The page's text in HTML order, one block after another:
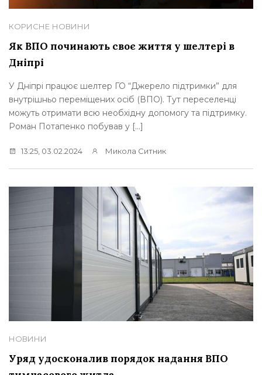
КОРИСНЕ НОВИНИ
Як ВПО починають своє життя у шелтері в
Дніпрі
У Дніпрі працює шелтер ГО “Джерело підтримки” для
внутрішньо переміщених осіб (ВПО). Тут переселенці
можуть отримати всю необхідну допомогу та підтримку.
Роман Потапенко побував у […]
13:25, 03.02.2024 Микола Ситник
НОВИНИ
Уряд удосконалив порядок надання ВПО